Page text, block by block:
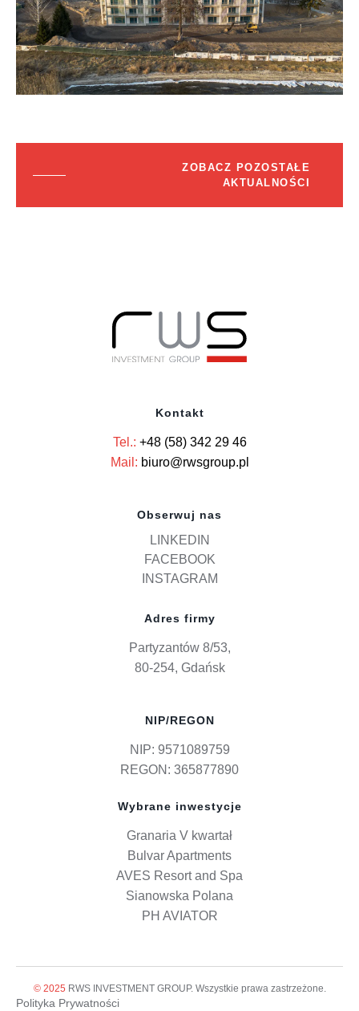
ZOBACZ POZOSTAŁE
AKTUALNOŚCI
Kontakt
Tel.: +48 (58) 342 29 46
Mail: biuro@rwsgroup.pl
Obserwuj nas
LINKEDIN
FACEBOOK
INSTAGRAM
Adres firmy
Partyzantów 8/53,
80-254, Gdańsk
NIP/REGON
NIP: 9571089759
REGON: 365877890
Wybrane inwestycje
Granaria V kwartał
Bulvar Apartments
AVES Resort and Spa
Sianowska Polana
PH AVIATOR
© 2025 RWS INVESTMENT GROUP. Wszystkie prawa zastrzeżone.
Polityka Prywatności